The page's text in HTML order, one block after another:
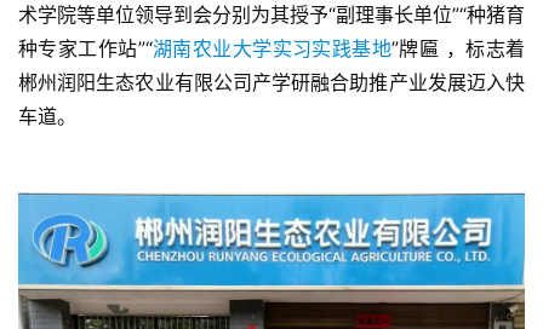
术学院等单位领导到会分别为其授予“副理事长单位”“种猪育
种专家工作站”“湖南农业大学实习实践基地”牌匾 ，标志着
郴州润阳生态农业有限公司产学研融合助推产业发展迈入快
车道。